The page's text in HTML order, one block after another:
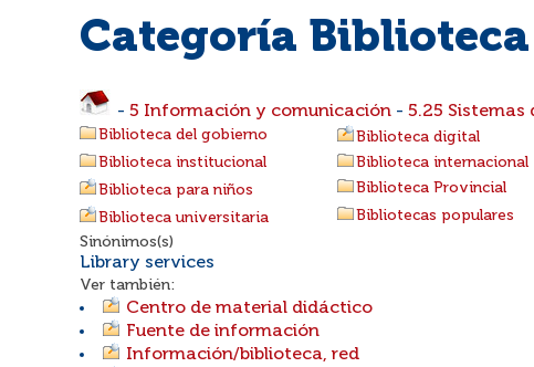
Categoría Biblioteca
- 5 Información y comunicación - 5.25
Biblioteca del gobierno Biblioteca digital
Biblioteca institucional
Biblioteca internacional
Biblioteca para niños
Biblioteca Provincial
Biblioteca universitaria
Bibliotecas populares
Sinónimos(s)
Library services
Ver también:
Centro de material didáctico
Fuente de información
Información/biblioteca, red